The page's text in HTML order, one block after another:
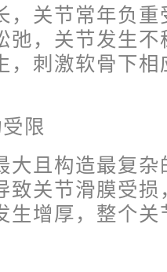
，关节常年负
弛，关节发生
，刺激软骨下
限
大且构造最复
致关节滑膜受
生增厚，整个